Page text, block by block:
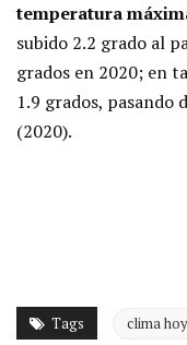
temperatura
subido 2.2 grado al
grados en 2020; en
1.9 grados, pasando
(2020).
Tags clima